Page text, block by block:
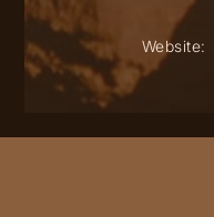
Website: